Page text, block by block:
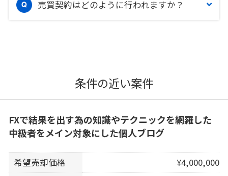
売買契約はどのように行われますか？
条件の近い案件
FXで結果を出す為の知識やテクニックを網羅した
中級者をメイン対象にした個人ブログ
希望売却価格
¥4,000,000